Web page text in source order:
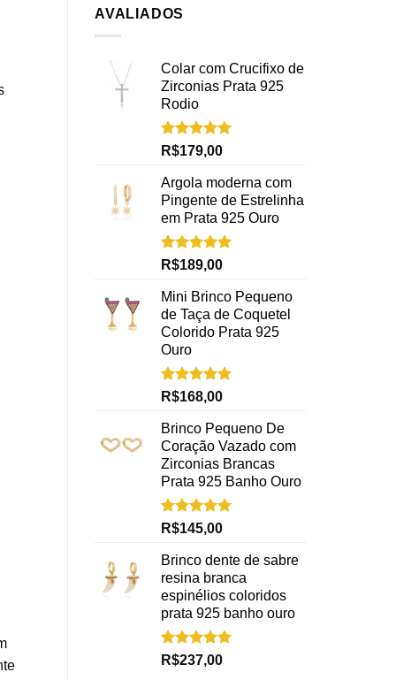
AVALIADOS
Colar com Crucifixo de
Zirconias Prata 925
Rodio
Avaliação
5.00
de 5
R$179,00
Argola moderna com
Pingente de Estrelinha
em Prata 925 Ouro
Avaliação
5.00
de 5
R$189,00
Mini Brinco Pequeno
de Taça de Coquetel
Colorido Prata 925
Ouro
Avaliação
5.00
de 5
R$168,00
Brinco Pequeno De
Coração Vazado com
Zirconias Brancas
Prata 925 Banho Ouro
Avaliação
5.00
de 5
R$145,00
Brinco dente de sabre
resina branca
espinélios coloridos
prata 925 banho ouro
Avaliação
5.00
de 5
R$237,00